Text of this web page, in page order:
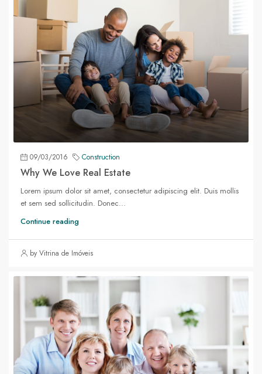
09/03/2016 Construction
Why We Love Real Estate
Lorem ipsum dolor sit amet, consectetur adipiscing elit. Duis mollis
et sem sed sollicitudin. Donec...
Continue reading
by Vitrina de Imóveis